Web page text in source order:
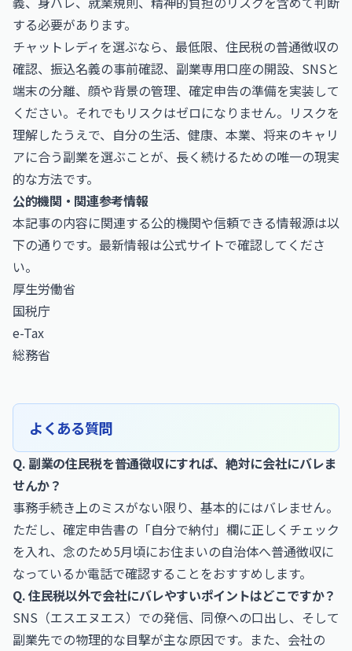
する必要があります。
チャットレディを選ぶなら、最低限、住民税の普通徴収の
確認、振込名義の事前確認、副業専用口座の開設、SNSと
端末の分離、顔や背景の管理、確定申告の準備を実装して
ください。それでもリスクはゼロになりません。リスクを
理解したうえで、自分の生活、健康、本業、将来のキャリ
アに合う副業を選ぶことが、長く続けるための唯一の現実
的な方法です。
公的機関・関連参考情報
本記事の内容に関連する公的機関や信頼できる情報源は以
下の通りです。最新情報は公式サイトで確認してくださ
い。
厚生労働省
国税庁
e-Tax
総務省
よくある質問
Q. 副業の住民税を普通徴収にすれば、絶対に会社にバレま
せんか？
事務手続き上のミスがない限り、基本的にはバレません。
ただし、確定申告書の「自分で納付」欄に正しくチェック
を入れ、念のため5月頃にお住まいの自治体へ普通徴収に
なっているか電話で確認することをおすすめします。
Q. 住民税以外で会社にバレやすいポイントはどこですか？
SNS（エスエヌエス）での発信、同僚への口出し、そして
副業先での物理的な目撃が主な原因です。また、会社の